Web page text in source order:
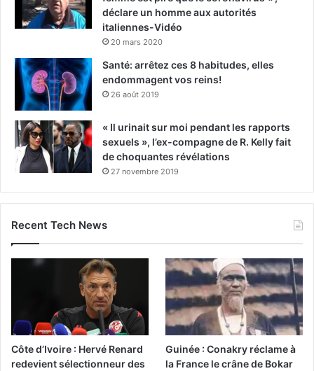
déclare un homme aux autorités
italiennes-Vidéo
20 mars 2020
Santé: arrêtez ces 8 habitudes, elles
endommagent vos reins!
26 août 2019
« Il urinait sur moi pendant les rapports
sexuels », l’ex-compagne de R. Kelly fait
de choquantes révélations
27 novembre 2019
Recent Tech News
Côte d’Ivoire : Hervé Renard
redevient sélectionneur des
Guinée : Conakry réclame à
la France le crâne de Bokar